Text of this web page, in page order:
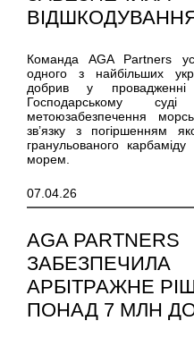
Команда AGA Partners
одного з найбільших
добрив у
Господарському
метоюзабезпечення
зв’язку з погіршенням
гранульованого
морем.
07.04.26
AGA PARTNERS
ЗАБЕЗПЕЧИЛА
АРБІТРАЖНЕ
ПОНАД 7 МЛН